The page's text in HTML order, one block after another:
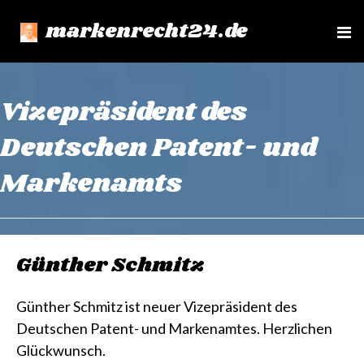
markenrecht24.de
e
Vizepräsident des
Deutschen Patent- und
Markenamts
Günther Schmitz
Günther Schmitz ist neuer Vizepräsident des
Deutschen Patent- und Markenamtes. Herzlichen
Glückwunsch.